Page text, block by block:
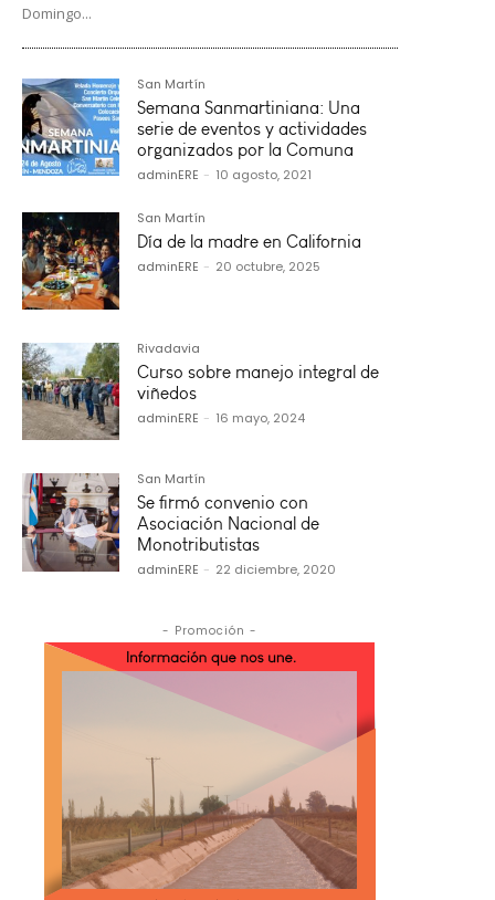
Domingo...
San Martín
Semana Sanmartiniana: Una
serie de eventos y actividades
organizados por la Comuna
adminERE - 10 agosto, 2021
San Martín
Día de la madre en California
adminERE - 20 octubre, 2025
Rivadavia
Curso sobre manejo integral de
viñedos
adminERE - 16 mayo, 2024
San Martín
Se firmó convenio con
Asociación Nacional de
Monotributistas
adminERE - 22 diciembre, 2020
- Promoción -